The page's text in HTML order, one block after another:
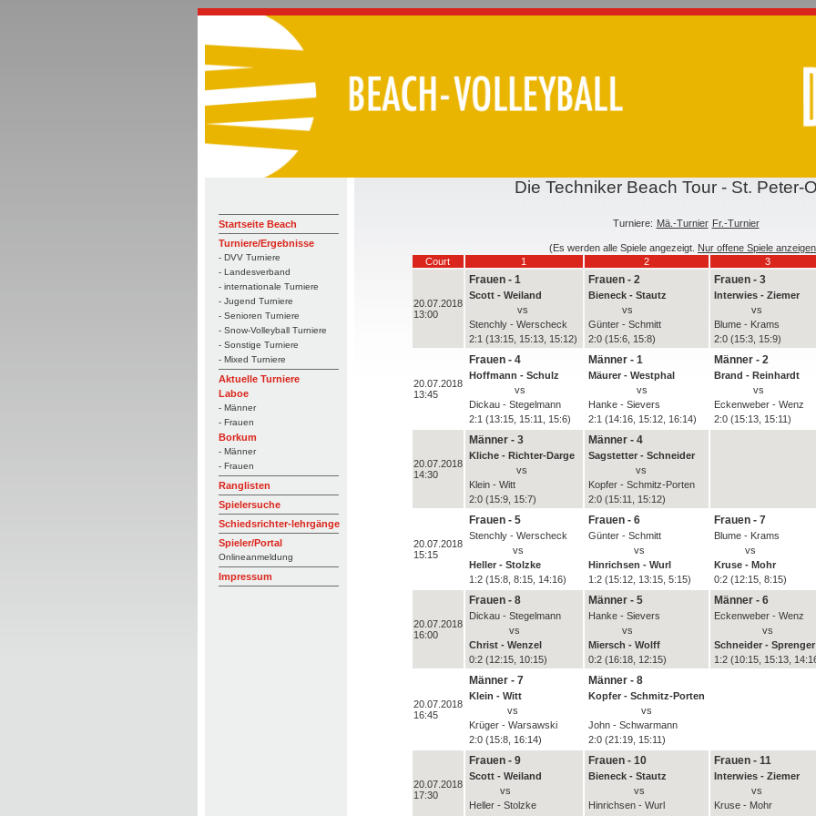
Startseite Beach
Turniere/Ergebnisse
- DVV Turniere
- Landesverband
- internationale Turniere
- Jugend Turniere
- Senioren Turniere
- Snow-Volleyball Turniere
- Sonstige Turniere
- Mixed Turniere
Aktuelle Turniere
Laboe
- Männer
- Frauen
Borkum
- Männer
- Frauen
Ranglisten
Spielersuche
Schiedsrichter-lehrgänge
Spieler/Portal
Onlineanmeldung
Impressum
Die Techniker Beach Tour - St. Peter-
Turniere: Mä.-Turnier Fr.-Turnier
(Es werden alle Spiele angezeigt. Nur offene Spiele anzeigen
Court
1 2 3
20.07.2018
13:00
Frauen - 1
Scott - Weiland
vs
Stenchly - Werscheck
2:1 (13:15, 15:13, 15:12)
Frauen - 2
Bieneck - Stautz
vs
Günter - Schmitt
2:0 (15:6, 15:8)
Frauen - 3
Interwies - Ziemer
vs
Blume - Krams
2:0 (15:3, 15:9)
20.07.2018
13:45
Frauen - 4
Hoffmann - Schulz
vs
Dickau - Stegelmann
2:1 (13:15, 15:11, 15:6)
Männer - 1
Mäurer - Westphal
vs
Hanke - Sievers
2:1 (14:16, 15:12, 16:14)
Männer - 2
Brand - Reinhardt
vs
Eckenweber - Wenz
2:0 (15:13, 15:11)
20.07.2018
14:30
Männer - 3
Kliche - Richter-Darge
vs
Klein - Witt
2:0 (15:9, 15:7)
Männer - 4
Sagstetter - Schneider
vs
Kopfer - Schmitz-Porten
2:0 (15:11, 15:12)
20.07.2018
15:15
Frauen - 5
Stenchly - Werscheck
vs
Heller - Stolzke
1:2 (15:8, 8:15, 14:16)
Frauen - 6
Günter - Schmitt
vs
Hinrichsen - Wurl
1:2 (15:12, 13:15, 5:15)
Frauen - 7
Blume - Krams
vs
Kruse - Mohr
0:2 (12:15, 8:15)
20.07.2018
16:00
Frauen - 8
Dickau - Stegelmann
vs
Christ - Wenzel
0:2 (12:15, 10:15)
Männer - 5
Hanke - Sievers
vs
Miersch - Wolff
0:2 (16:18, 12:15)
Männer - 6
Eckenweber - Wenz
vs
Schneider - Sprenger
1:2 (10:15, 15:13,
20.07.2018
16:45
Männer - 7
Klein - Witt
vs
Krüger - Warsawski
2:0 (15:8, 16:14)
Männer - 8
Kopfer - Schmitz-Porten
vs
John - Schwarmann
2:0 (21:19, 15:11)
20.07.2018
17:30
Frauen - 9
Scott - Weiland
vs
Heller - Stolzke
Frauen - 10
Bieneck - Stautz
vs
Hinrichsen - Wurl
Frauen - 11
Interwies - Ziemer
vs
Kruse - Mohr